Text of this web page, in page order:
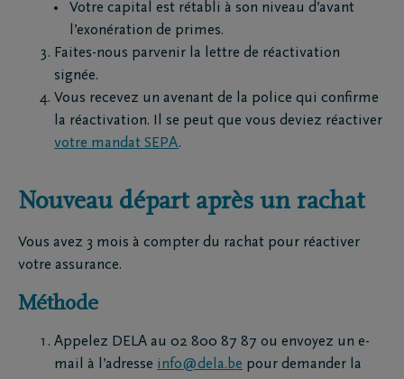
Votre capital est rétabli à son niveau d’avant
l’exonération de primes.
Faites-nous parvenir la lettre de réactivation
signée.
Vous recevez un avenant de la police qui confirme
la réactivation. Il se peut que vous deviez réactiver
votre mandat SEPA.
Nouveau départ après un rachat
Vous avez 3 mois à compter du rachat pour réactiver
votre assurance.
Méthode
Appelez DELA au 02 800 87 87 ou envoyez un e-
mail à l’adresse info@dela.be pour demander la